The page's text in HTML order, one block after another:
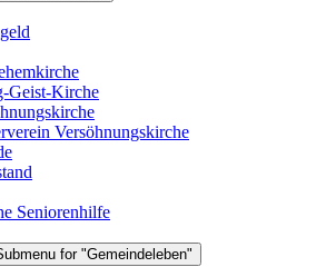
Geist-Kirche
Versöhnungskirche
Seniorenhilfe
for "Gemeindeleben"